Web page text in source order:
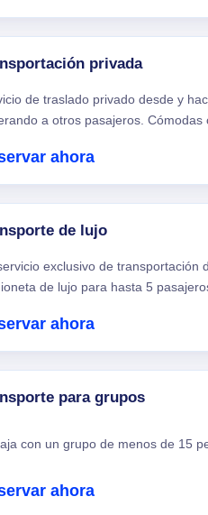
privada
de traslado privado desde y
a otros pasajeros. Cómodas
ahora
de lujo
exclusivo de transportación
de lujo para hasta 5
ahora
para grupos
con un grupo de menos de 15
ahora